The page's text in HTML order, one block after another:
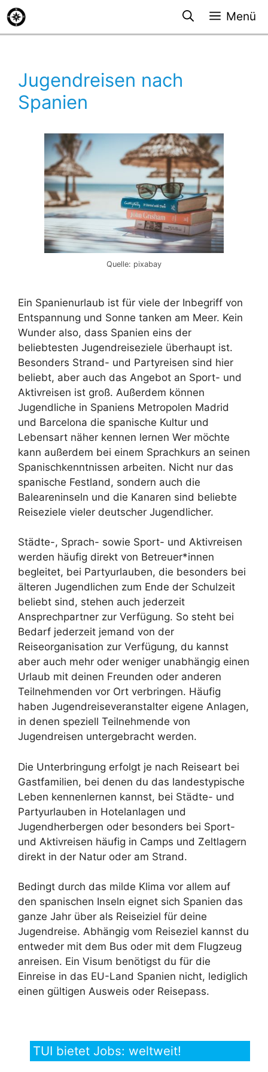
Zum
Inhalt
springen
Menü
Jugendreisen nach
Spanien
Quelle: pixabay
Ein Spanienurlaub ist für viele der Inbegriff von
Entspannung und Sonne tanken am Meer. Kein
Wunder also, dass Spanien eins der
beliebtesten Jugendreiseziele überhaupt ist.
Besonders Strand- und Partyreisen sind hier
beliebt, aber auch das Angebot an Sport- und
Aktivreisen ist groß. Außerdem können
Jugendliche in Spaniens Metropolen Madrid
und Barcelona die spanische Kultur und
Lebensart näher kennen lernen Wer möchte
kann außerdem bei einem Sprachkurs an seinen
Spanischkenntnissen arbeiten. Nicht nur das
spanische Festland, sondern auch die
Baleareninseln und die Kanaren sind beliebte
Reiseziele vieler deutscher Jugendlicher.
Städte-, Sprach- sowie Sport- und Aktivreisen
werden häufig direkt von Betreuer*innen
begleitet, bei Partyurlauben, die besonders bei
älteren Jugendlichen zum Ende der Schulzeit
beliebt sind, stehen auch jederzeit
Ansprechpartner zur Verfügung. So steht bei
Bedarf jederzeit jemand von der
Reiseorganisation zur Verfügung, du kannst
aber auch mehr oder weniger unabhängig einen
Urlaub mit deinen Freunden oder anderen
Teilnehmenden vor Ort verbringen. Häufig
haben Jugendreiseveranstalter eigene Anlagen,
in denen speziell Teilnehmende von
Jugendreisen untergebracht werden.
Die Unterbringung erfolgt je nach Reiseart bei
Gastfamilien, bei denen du das landestypische
Leben kennenlernen kannst, bei Städte- und
Partyurlauben in Hotelanlagen und
Jugendherbergen oder besonders bei Sport-
und Aktivreisen häufig in Camps und Zeltlagern
direkt in der Natur oder am Strand.
Bedingt durch das milde Klima vor allem auf
den spanischen Inseln eignet sich Spanien das
ganze Jahr über als Reiseiziel für deine
Jugendreise. Abhängig vom Reiseziel kannst du
entweder mit dem Bus oder mit dem Flugzeug
anreisen. Ein Visum benötigst du für die
Einreise in das EU-Land Spanien nicht, lediglich
einen gültigen Ausweis oder Reisepass.
TUI bietet Jobs: weltweit!